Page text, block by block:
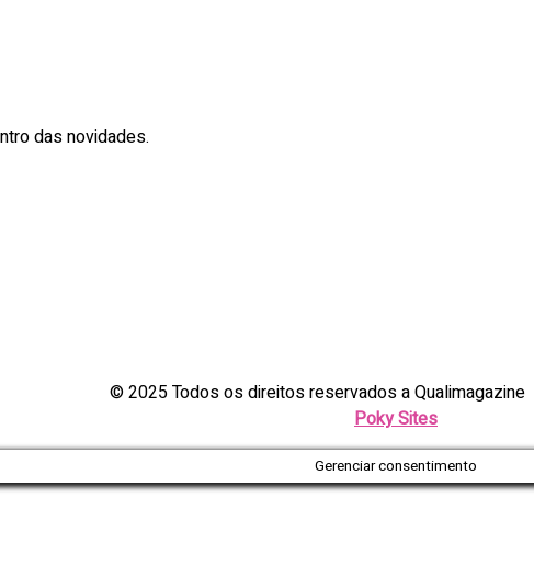
das novidades.
© 2025 Todos os direitos reservados a Qualimagazine
Poky Sites
Gerenciar consentimento